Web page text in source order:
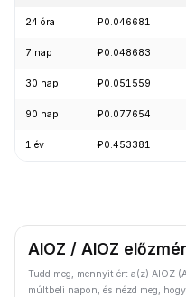
24 óra ₽0.046681
7 nap ₽0.048683
30 nap ₽0.051559
90 nap ₽0.077654
1 év ₽0.453381
AIOZ / AIOZ
Tudd meg, mennyit ért a(z) AIOZ
múltbeli napon, és nézd meg,